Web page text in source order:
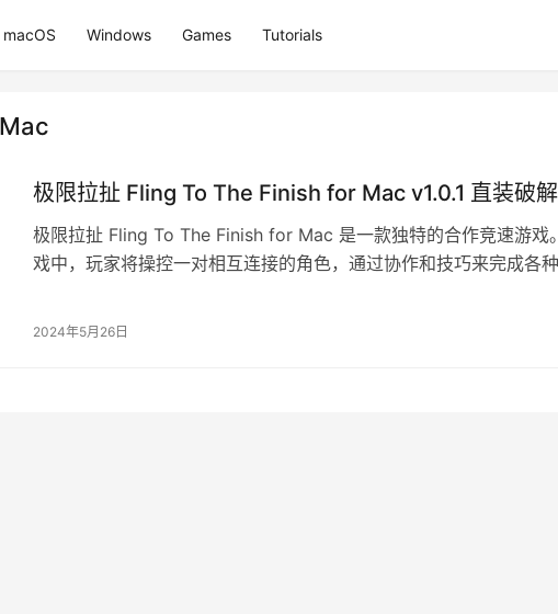
macOS Windows Games Tutorials
极限拉扯 Fling To The Finish for Mac v1.0.1 直装破
极限拉扯 Fling To The Finish for Mac 是一款独特的合作竞速游戏
戏中，玩家将操控一对相互连接的角色，通过协作和技巧来完成各
2024年5月26日